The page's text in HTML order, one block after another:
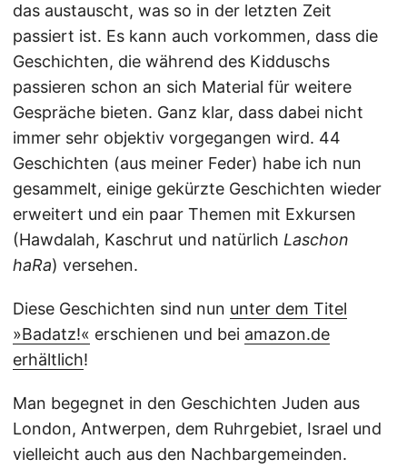
das austauscht, was so in der letzten Zeit
passiert ist. Es kann auch vorkommen, dass die
Geschichten, die während des Kidduschs
passieren schon an sich Material für weitere
Gespräche bieten. Ganz klar, dass dabei nicht
immer sehr objektiv vorgegangen wird. 44
Geschichten (aus meiner Feder) habe ich nun
gesammelt, einige gekürzte Geschichten wieder
erweitert und ein paar Themen mit Exkursen
(Hawdalah, Kaschrut und natürlich Laschon
haRa) versehen.
Diese Geschichten sind nun unter dem Titel
»Badatz!« erschienen und bei amazon.de
erhältlich!
Man begegnet in den Geschichten Juden aus
London, Antwerpen, dem Ruhrgebiet, Israel und
vielleicht auch aus den Nachbargemeinden.